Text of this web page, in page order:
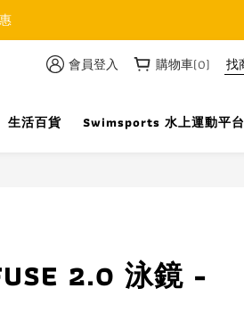
會員登入 購物車(0)
生活百貨 Swimsports 水上運動平台
2.0 泳鏡 -